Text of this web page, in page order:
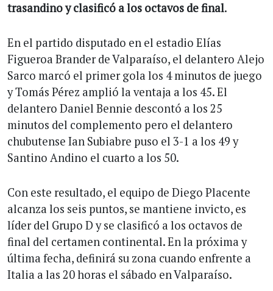
trasandino y clasificó a los octavos de final.
En el partido disputado en el estadio Elías
Figueroa Brander de Valparaíso, el delantero Alejo
Sarco marcó el primer gola los 4 minutos de juego
y Tomás Pérez amplió la ventaja a los 45. El
delantero Daniel Bennie descontó a los 25
minutos del complemento pero el delantero
chubutense Ian Subiabre puso el 3-1 a los 49 y
Santino Andino el cuarto a los 50.
Con este resultado, el equipo de Diego Placente
alcanza los seis puntos, se mantiene invicto, es
líder del Grupo D y se clasificó a los octavos de
final del certamen continental. En la próxima y
última fecha, definirá su zona cuando enfrente a
Italia a las 20 horas el sábado en Valparaíso.